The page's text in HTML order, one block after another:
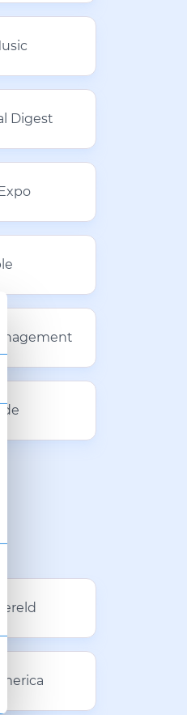
Digest